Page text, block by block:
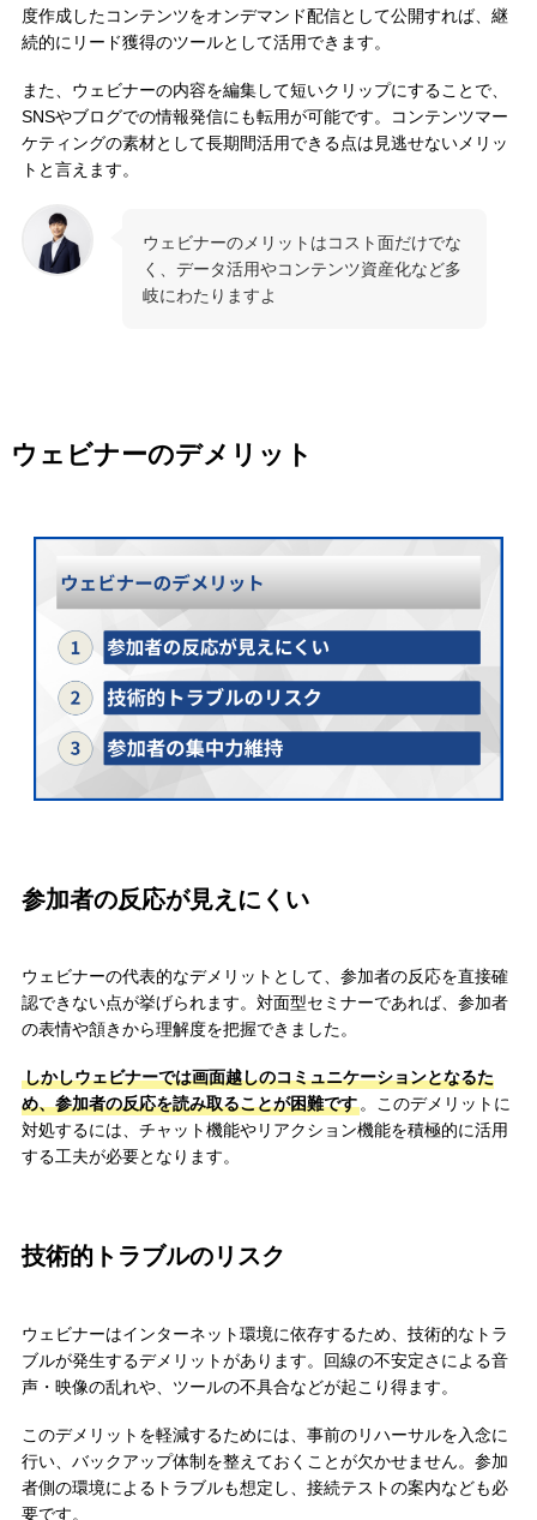
度作成したコンテンツをオンデマンド配信として公開すれば、継
続的にリード獲得のツールとして活用できます。
また、ウェビナーの内容を編集して短いクリップにすることで、
SNSやブログでの情報発信にも転用が可能です。コンテンツマー
ケティングの素材として長期間活用できる点は見逃せないメリッ
トと言えます。
ウェビナーのメリットはコスト面だけでな
く、データ活用やコンテンツ資産化など多
岐にわたりますよ
ウェビナーのデメリット
参加者の反応が見えにくい
ウェビナーの代表的なデメリットとして、参加者の反応を直接確
認できない点が挙げられます。対面型セミナーであれば、参加者
の表情や頷きから理解度を把握できました。
しかしウェビナーでは画面越しのコミュニケーションとなるた
め、参加者の反応を読み取ることが困難です。このデメリットに
対処するには、チャット機能やリアクション機能を積極的に活用
する工夫が必要となります。
技術的トラブルのリスク
ウェビナーはインターネット環境に依存するため、技術的なトラ
ブルが発生するデメリットがあります。回線の不安定さによる音
声・映像の乱れや、ツールの不具合などが起こり得ます。
このデメリットを軽減するためには、事前のリハーサルを入念に
行い、バックアップ体制を整えておくことが欠かせません。参加
者側の環境によるトラブルも想定し、接続テストの案内なども必
要です。